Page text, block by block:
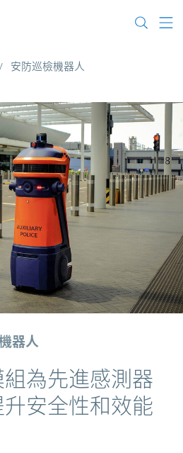
安防巡檢機器人
器人
為先進感測器
安全性和效能